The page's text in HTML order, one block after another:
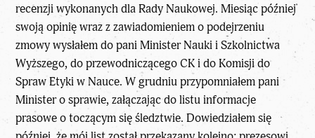
recenzji wykonanych dla Rady Naukowej. Miesiąc później
swoją opinię wraz z zawiadomieniem o podejrzeniu
zmowy wysłałem do pani Minister Nauki i Szkolnictwa
Wyższego, do przewodniczącego CK i do Komisji do
Spraw Etyki w Nauce. W grudniu przypomniałem pani
Minister o sprawie, załączając do listu informacje
prasowe o toczącym się śledztwie. Dowiedziałem się